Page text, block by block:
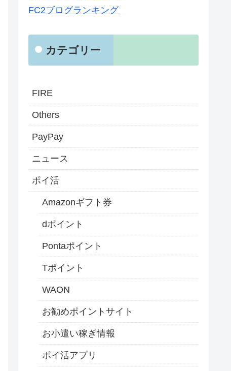
FC2ブログランキング
カテゴリー
FIRE
Others
PayPay
ニュース
ポイ活
Amazonギフト券
dポイント
Pontaポイント
Tポイント
WAON
お勧めポイントサイト
お小遣い稼ぎ情報
ポイ活アプリ